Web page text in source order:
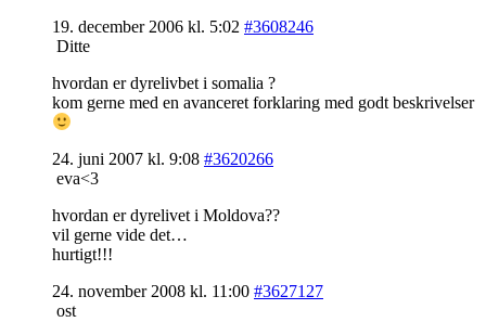
19. december 2006 kl. 5:02 #3608246
Ditte
hvordan er dyrelivbet i somalia ?
kom gerne med en avanceret forklaring med godt beskrivelser
24. juni 2007 kl. 9:08 #3620266
eva<3
hvordan er dyrelivet i Moldova??
vil gerne vide det…
hurtigt!!!
24. november 2008 kl. 11:00 #3627127
ost